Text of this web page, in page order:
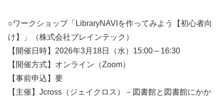
○ワークショップ「LibraryNAVIを作ってみよう【初心者向
け】」（株式会社ブレインテック）
【開催日時】2026年3月18日（水）15:00～16:30
【開催方式】オンライン（Zoom）
【事前申込】要
【主催】Jcross（ジェイクロス）－図書館と図書館にかか